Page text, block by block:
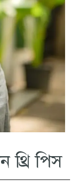
থ্রি পিস